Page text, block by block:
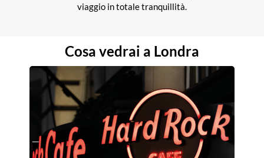
viaggio in totale tranquillità.
Cosa vedrai a Londra